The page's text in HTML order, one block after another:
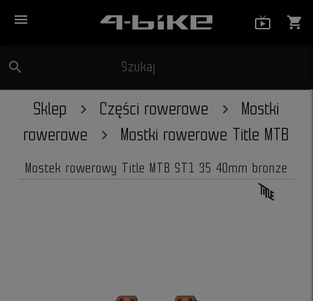
menu shopping_cart
search Szukaj
Sklep Części rowerowe
Mostki
rowerowe
Mostki rowerowe Title MTB
Mostek rowerowy Title MTB ST1 35 40mm bronze